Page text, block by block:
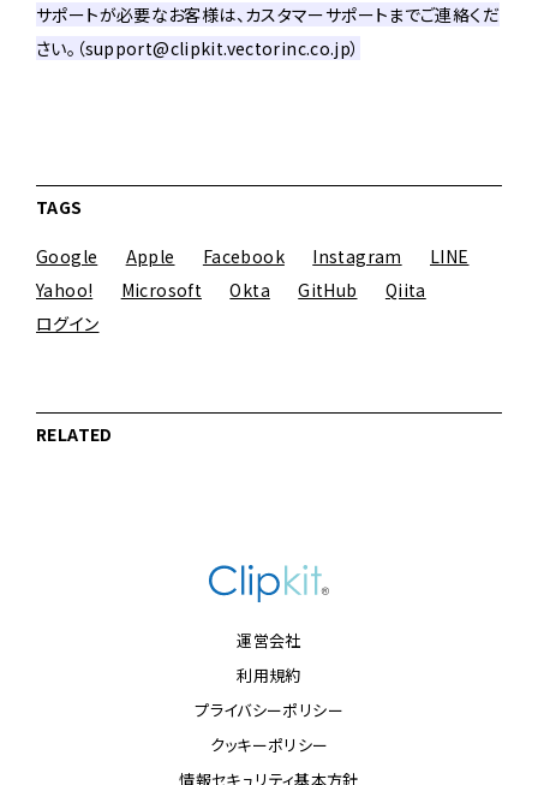
サポートが必要なお客様は、カスタマーサポートまでご連絡くだ
さい。（support@clipkit.vectorinc.co.jp）
TAGS
Google Apple Facebook Instagram
LINE
Yahoo!
Microsoft Okta GitHub
Qiita
ログイン
RELATED
運営会社
利用規約
プライバシーポリシー
クッキーポリシー
情報セキュリティ基本方針